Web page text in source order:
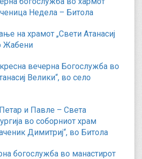
Недела – Битола
на храмот „Свети Атанасиј
Жабени
вечерна Богослужба во
Велики“, во село
и Павле – Света
во соборниот храм
Димитриј“, во Битола
богослужба во манастирот